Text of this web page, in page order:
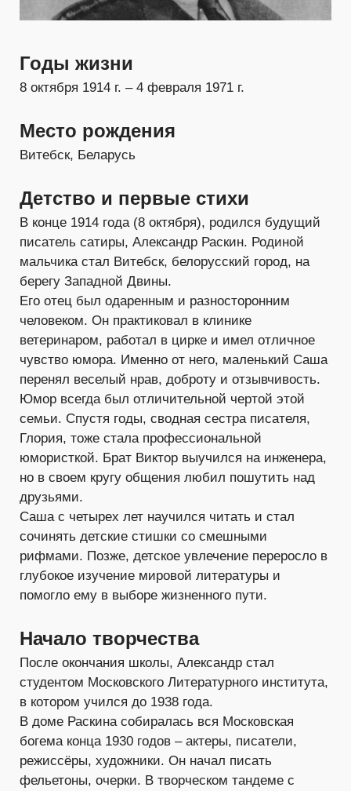
Годы жизни
8 октября 1914 г. – 4 февраля 1971 г.
Место рождения
Витебск, Беларусь
Детство и первые стихи
В конце 1914 года (8 октября), родился будущий
писатель сатиры, Александр Раскин. Родиной
мальчика стал Витебск, белорусский город, на
берегу Западной Двины.
Его отец был одаренным и разносторонним
человеком. Он практиковал в клинике
ветеринаром, работал в цирке и имел отличное
чувство юмора. Именно от него, маленький Саша
перенял веселый нрав, доброту и отзывчивость.
Юмор всегда был отличительной чертой этой
семьи. Спустя годы, сводная сестра писателя,
Глория, тоже стала профессиональной
юмористкой. Брат Виктор выучился на инженера,
но в своем кругу общения любил пошутить над
друзьями.
Саша с четырех лет научился читать и стал
сочинять детские стишки со смешными
рифмами. Позже, детское увлечение переросло в
глубокое изучение мировой литературы и
помогло ему в выборе жизненного пути.
Начало творчества
После окончания школы, Александр стал
студентом Московского Литературного института,
в котором учился до 1938 года.
В доме Раскина собиралась вся Московская
богема конца 1930 годов – актеры, писатели,
режиссёры, художники. Он начал писать
фельетоны, очерки. В творческом тандеме с